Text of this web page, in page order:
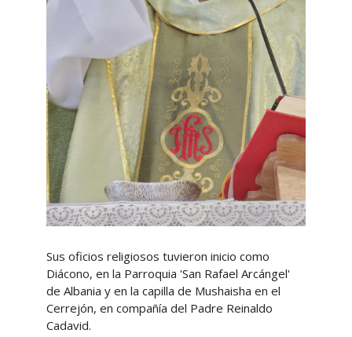
Sus oficios religiosos tuvieron inicio como
Diácono, en la Parroquia 'San Rafael Arcángel'
de Albania y en la capilla de Mushaisha en el
Cerrejón, en compañía del Padre Reinaldo
Cadavid.